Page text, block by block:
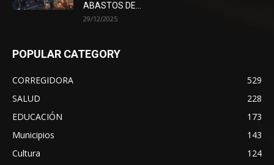
ABASTOS DE...
29/12/2025
POPULAR CATEGORY
CORREGIDORA
529
SALUD
228
EDUCACIÓN
173
Municipios
143
Cultura
124